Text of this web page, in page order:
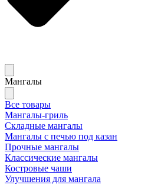
Мангалы
Все товары
Мангалы-гриль
Складные мангалы
Мангалы с печью под казан
Прочные мангалы
Классические мангалы
Костровые чаши
Улучшения для мангала